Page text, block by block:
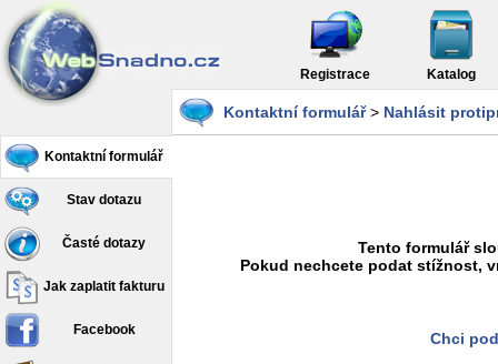
Registrace Katalog
Kontaktní formulář
Stav dotazu
Časté dotazy
Jak zaplatit fakturu
Facebook
Kontaktní formulář> Nahlásit
Tento formulář
Pokud nechcete podat stížnost,
Chci